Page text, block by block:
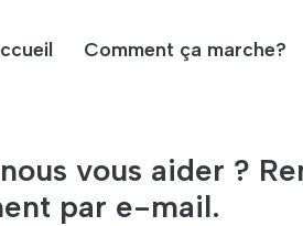
Comment ça marche?
vous aider ?
par e-mail.